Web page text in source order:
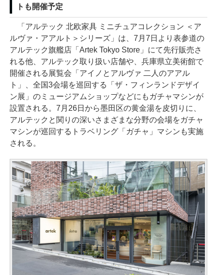
トも開催予定
「アルテック 北欧家具 ミニチュアコレクション ＜ア
ルヴァ・アアルト＞シリーズ」は、7月7日より表参道の
アルテック旗艦店「Artek Tokyo Store」にて先行販売さ
れる他、アルテック取り扱い店舗や、兵庫県立美術館で
開催される展覧会「アイノとアルヴァ 二人のアアル
ト」、全国3会場を巡回する「ザ・フィンランドデザイ
ン展」のミュージアムショップなどにもガチャマシンが
設置される。7月26日から墨田区の黄金湯を皮切りに、
アルテックと関りの深いさまざまな分野の会場をガチャ
マシンが巡回するトラベリング「ガチャ」マシンも実施
される。